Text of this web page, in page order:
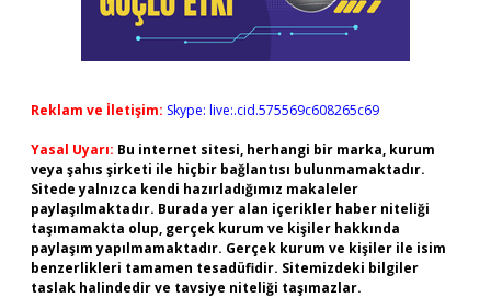
Reklam ve İletişim: Skype: live:.cid.575569c608265c69
Yasal Uyarı: Bu internet sitesi, herhangi bir marka, kurum
veya şahıs şirketi ile hiçbir bağlantısı bulunmamaktadır.
Sitede yalnızca kendi hazırladığımız makaleler
paylaşılmaktadır. Burada yer alan içerikler haber niteliği
taşımamakta olup, gerçek kurum ve kişiler hakkında
paylaşım yapılmamaktadır. Gerçek kurum ve kişiler ile isim
benzerlikleri tamamen tesadüfidir. Sitemizdeki bilgiler
taslak halindedir ve tavsiye niteliği taşımazlar.